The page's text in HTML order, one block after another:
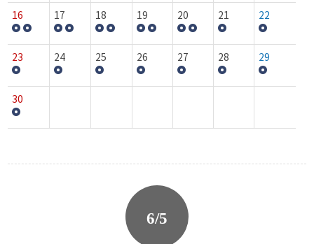
16 17 18 19 20 21 22
23 24 25 26 27 28 29
30
6/5